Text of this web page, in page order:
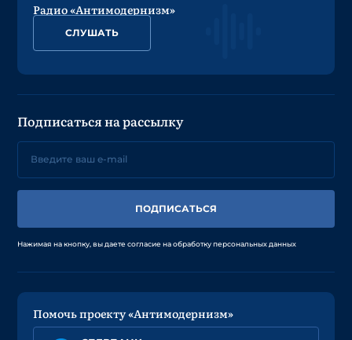
Радио «Антимодернизм»
СЛУШАТЬ
Подписаться на рассылку
ПОДПИСАТЬСЯ
Нажимая на кнопку, вы даете согласие на обработку персональных данных
Помочь проекту «Антимодернизм»